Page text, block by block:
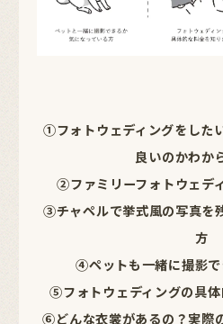
①フォトウェディングをした
良いのかわか
②ファミリーフォトウェデ
③チャペルで挙式風の写真を
方
④ペットも一緒に撮影
⑤フォトウェディングの具
⑥どんな衣裳があるの？実際